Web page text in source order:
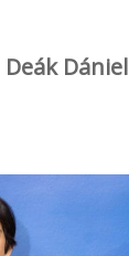
Deák Dániel